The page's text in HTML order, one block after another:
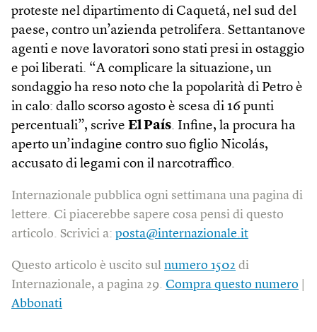
proteste nel dipartimento di Caquetá, nel sud del
paese, contro un’azienda petrolifera. Settantanove
agenti e nove lavoratori sono stati presi in ostaggio
e poi liberati. “A complicare la situazione, un
sondaggio ha reso noto che la popolarità di Petro è
in calo: dallo scorso agosto è scesa di 16 punti
percentuali”, scrive El País. Infine, la procura ha
aperto un’indagine contro suo figlio Nicolás,
accusato di legami con il narcotraffico.
Internazionale pubblica ogni settimana una pagina di
lettere. Ci piacerebbe sapere cosa pensi di questo
articolo. Scrivici a: posta@internazionale.it
Questo articolo è uscito sul numero 1502 di
Internazionale, a pagina 29. Compra questo numero
Abbonati